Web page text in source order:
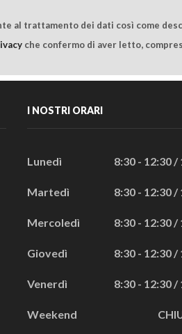
al trattamento dei dati così come
che confermo di aver letto,
I NOSTRI ORARI
Lunedì 8:30 - 12:30 /
Martedì 8:30 - 12:30 /
Mercoledì 8:30 - 12:30 /
Giovedì 8:30 - 12:30 /
Venerdì 8:30 - 12:30 /
Weekend